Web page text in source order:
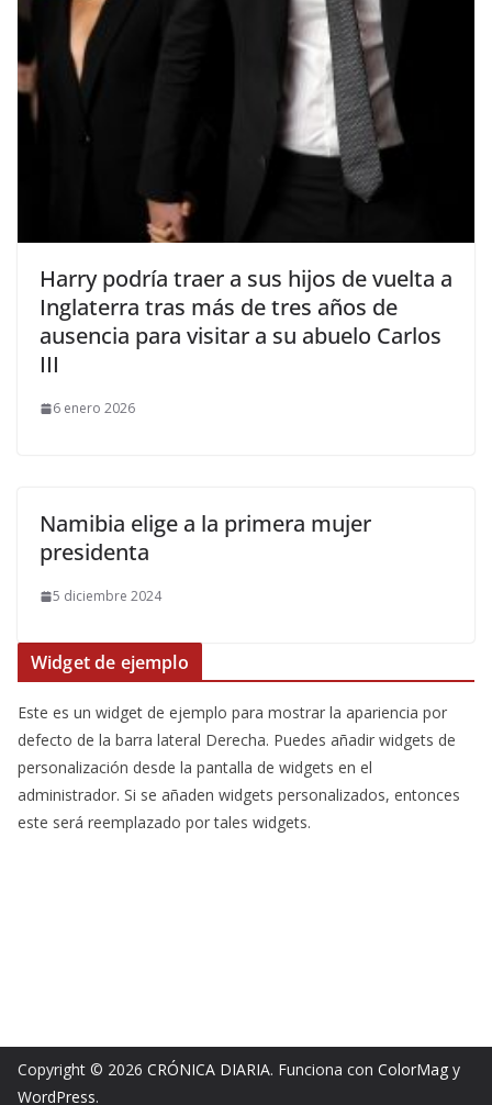
​Harry podría traer a sus hijos de vuelta a
Inglaterra tras más de tres años de
ausencia para visitar a su abuelo Carlos
III
6 enero 2026
Namibia elige a la primera mujer
presidenta
5 diciembre 2024
Widget de ejemplo
Este es un widget de ejemplo para mostrar la apariencia por
defecto de la barra lateral Derecha. Puedes añadir widgets de
personalización desde la pantalla de widgets en el
administrador. Si se añaden widgets personalizados, entonces
este será reemplazado por tales widgets.
Copyright © 2026 CRÓNICA DIARIA. Funciona con ColorMag y
WordPress.